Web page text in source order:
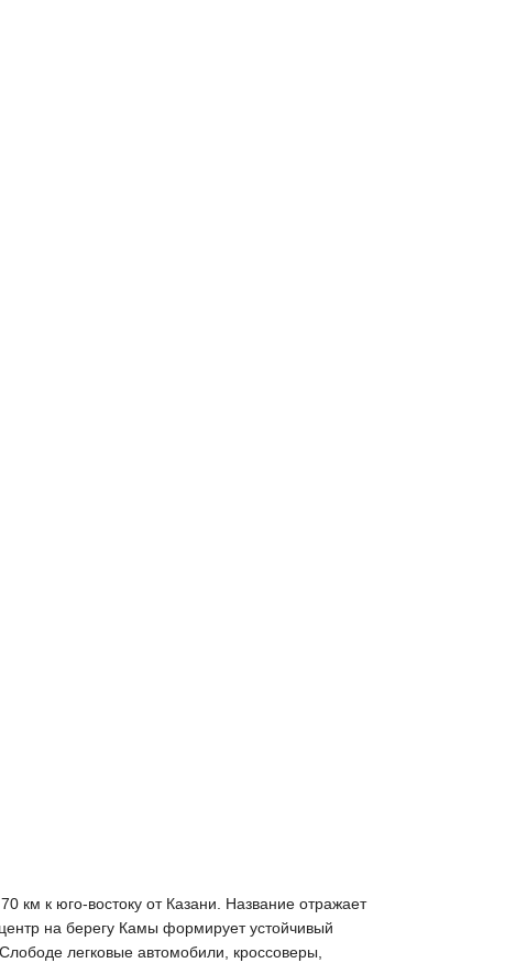
км к юго-востоку от Казани. Название отражает
на берегу Камы формирует устойчивый
легковые автомобили, кроссоверы,